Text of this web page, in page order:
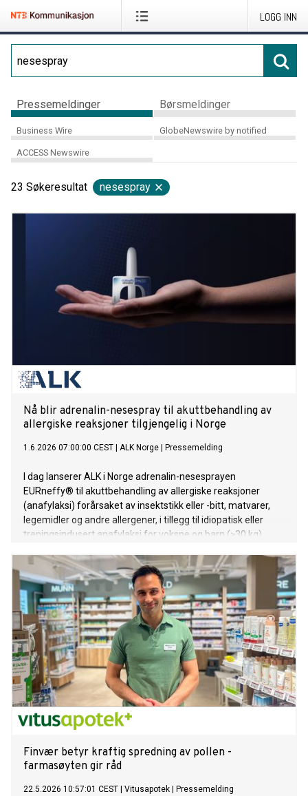
LOGG INN
Pressemeldinger Børsmeldinger
Business Wire GlobeNewswire by notified
ACCESS Newswire
23 Søkeresultat nesespray
Nå blir adrenalin-nesespray til akuttbehandling av
allergiske reaksjoner tilgjengelig i Norge
1.6.2026 07:00:00 CEST ALK Norge Pressemelding
I dag lanserer ALK i Norge adrenalin-nesesprayen
EURneffy® til akuttbehandling av allergiske reaksjoner
(anafylaksi) forårsaket av insektstikk eller -bitt, matvarer,
legemidler og andre allergener, i tillegg til idiopatisk eller
treningsindusert anafylaksi for voksne og barn (≥30 kg).
reaksjoner, kan fra i dag få foreskrevet EURneffy på hvit
resept.
Finvær betyr kraftig spredning av pollen -
farmasøyten gir råd
22.5.2026 10:57:01 CEST Vitusapotek Pressemelding